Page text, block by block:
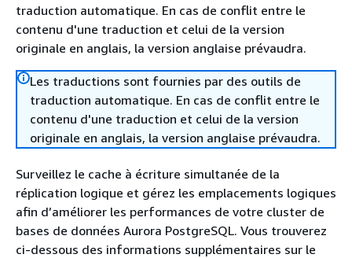
traduction automatique. En cas de conflit entre le
contenu d'une traduction et celui de la version
originale en anglais, la version anglaise prévaudra.
Les traductions sont fournies par des outils de
traduction automatique. En cas de conflit entre le
contenu d'une traduction et celui de la version
originale en anglais, la version anglaise prévaudra.
Surveillez le cache à écriture simultanée de la
réplication logique et gérez les emplacements logiques
afin d’améliorer les performances de votre cluster de
bases de données Aurora PostgreSQL. Vous trouverez
ci-dessous des informations supplémentaires sur le